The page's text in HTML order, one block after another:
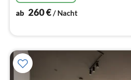
ab 260€/ Nacht